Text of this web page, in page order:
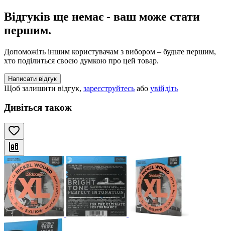
Відгуків ще немає - ваш може стати
першим.
Допоможіть іншим користувачам з вибором – будьте першим,
хто поділиться своєю думкою про цей товар.
Написати відгук
Щоб залишити відгук, зареєструйтесь або увійдіть
Дивіться також